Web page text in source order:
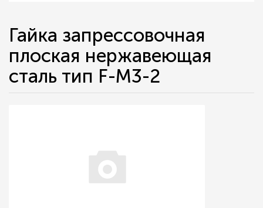
Гайка запрессовочная
плоская нержавеющая
сталь тип F-М3-2